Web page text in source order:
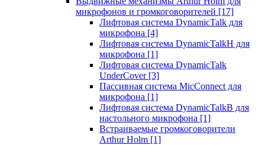
микрофонов и громкоговорителей [17]
Лифтовая система DynamicTalk для
микрофона [4]
Лифтовая система DynamicTalkH для
микрофона [1]
Лифтовая система DynamicTalk
UnderCover [3]
Пассивная система MicConnect для
микрофона [1]
Лифтовая система DynamicTalkB для
настольного микрофона [1]
Встраиваемые громкоговорители
Arthur Holm [1]